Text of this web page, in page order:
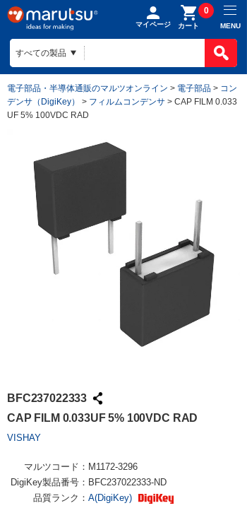
マイページ カート
0
MENU
電子部品・半導体通販のマルツオンライン > 電子部品 > コン
デンサ（DigiKey）
> フィルムコンデンサ > CAP FILM 0.033
UF 5% 100VDC RAD
BFC237022333
CAP FILM 0.033UF 5% 100VDC RAD
VISHAY
マルツコード： M1172-3296
DigiKey製品番号： BFC237022333-ND
品質ランク： A(DigiKey)